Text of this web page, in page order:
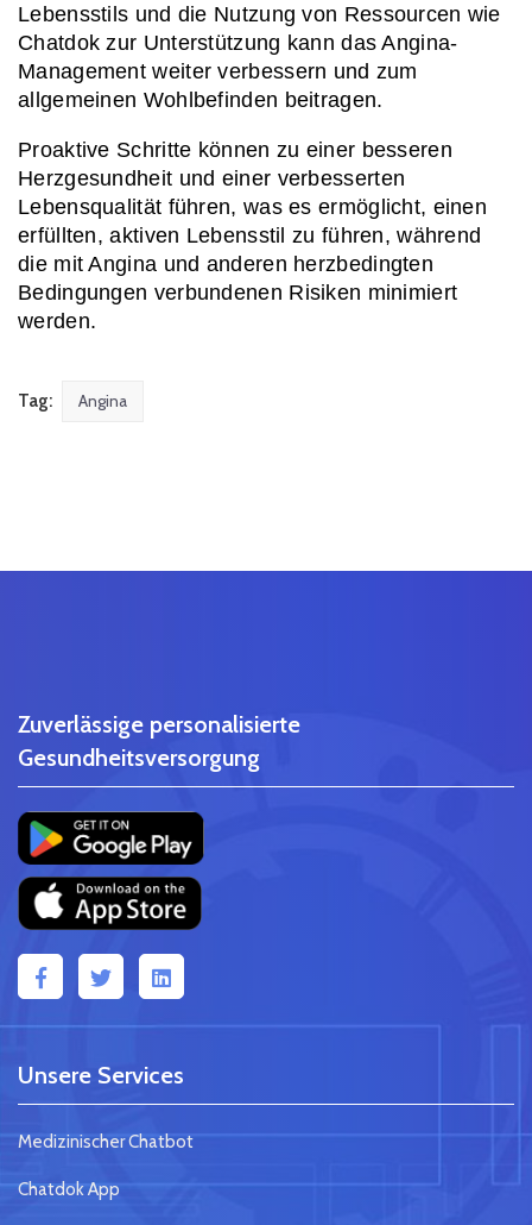
Lebensstils und die Nutzung von Ressourcen wie
Chatdok zur Unterstützung kann das Angina-
Management weiter verbessern und zum
allgemeinen Wohlbefinden beitragen.
Proaktive Schritte können zu einer besseren
Herzgesundheit und einer verbesserten
Lebensqualität führen, was es ermöglicht, einen
erfüllten, aktiven Lebensstil zu führen, während
die mit Angina und anderen herzbedingten
Bedingungen verbundenen Risiken minimiert
werden.
Tag: Angina
Zuverlässige personalisierte
Gesundheitsversorgung
Unsere Services
Medizinischer Chatbot
Chatdok App